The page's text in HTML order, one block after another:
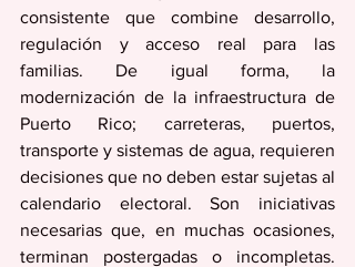
consistente que combine desarrollo,
regulación y acceso real para las
familias. De igual forma, la
modernización de la infraestructura de
Puerto Rico; carreteras, puertos,
transporte y sistemas de agua, requieren
decisiones que no deben estar sujetas al
calendario electoral. Son iniciativas
necesarias que, en muchas ocasiones,
terminan postergadas o incompletas.